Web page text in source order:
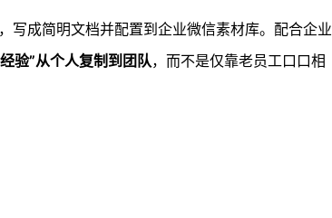
写成简明文档并配置到企业微信素材库。配合企业
验”从个人复制到团队，而不是仅靠老员工口口相